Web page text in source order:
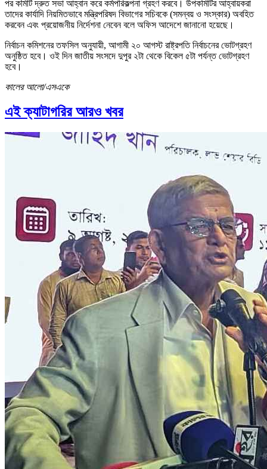
পর কমিটি দ্রুত সভা আহ্বান করে কর্মপরিকল্পনা গ্রহণ করবে। উপকমিটির আহ্বায়করা
তাদের কার্যাদি নিয়মিতভাবে মন্ত্রিপরিষদ বিভাগের সচিবকে (সমন্বয় ও সংস্কার) অবহিত
করবেন এবং প্রয়োজনীয় নির্দেশনা নেবেন বলে অফিস আদেশে জানানো হয়েছে।
নির্বাচন কমিশনের তফসিল অনুযায়ী, আগামী ২০ আগস্ট রাষ্ট্রপতি নির্বাচনের ভোটগ্রহণ
অনুষ্ঠিত হবে। ওই দিন জাতীয় সংসদে দুপুর ২টা থেকে বিকেল ৫টা পর্যন্ত ভোটগ্রহণ
হবে।
কালের আলো/এসএকে
এই ক্যাটাগরির আরও খবর